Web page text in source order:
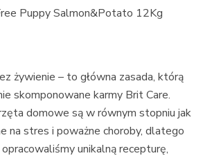
Puppy Salmon&Potato 12Kg
żywienie – to główna zasada, którą
skomponowane karmy Brit Care.
domowe są w równym stopniu jak
na stres i poważne choroby, dlatego
opracowaliśmy unikalną recepturę,